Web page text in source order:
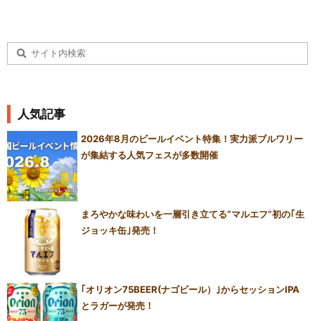
人気記事
2026年8月のビールイベント特集！実力派ブルワリー
が集結する人気フェスが多数開催
まろやかな味わいを一層引き立てる“マルエフ”初の｢生
ジョッキ缶｣発売！
｢オリオン75BEER(ナゴビール）｣からセッションIPA
とラガーが発売！